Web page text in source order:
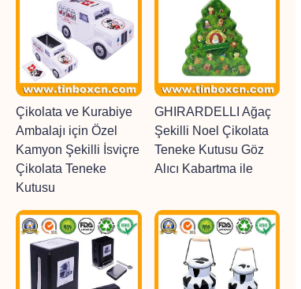
Çikolata ve Kurabiye
Ambalajı için Özel
Kamyon Şekilli İsviçre
Çikolata Teneke
Kutusu
GHIRARDELLI Ağaç
Şekilli Noel Çikolata
Teneke Kutusu Göz
Alıcı Kabartma ile